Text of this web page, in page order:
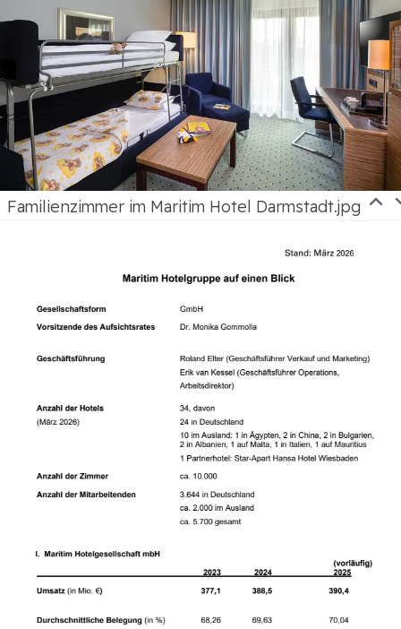
Familienzimmer im Maritim Hotel Darmstadt.jpg